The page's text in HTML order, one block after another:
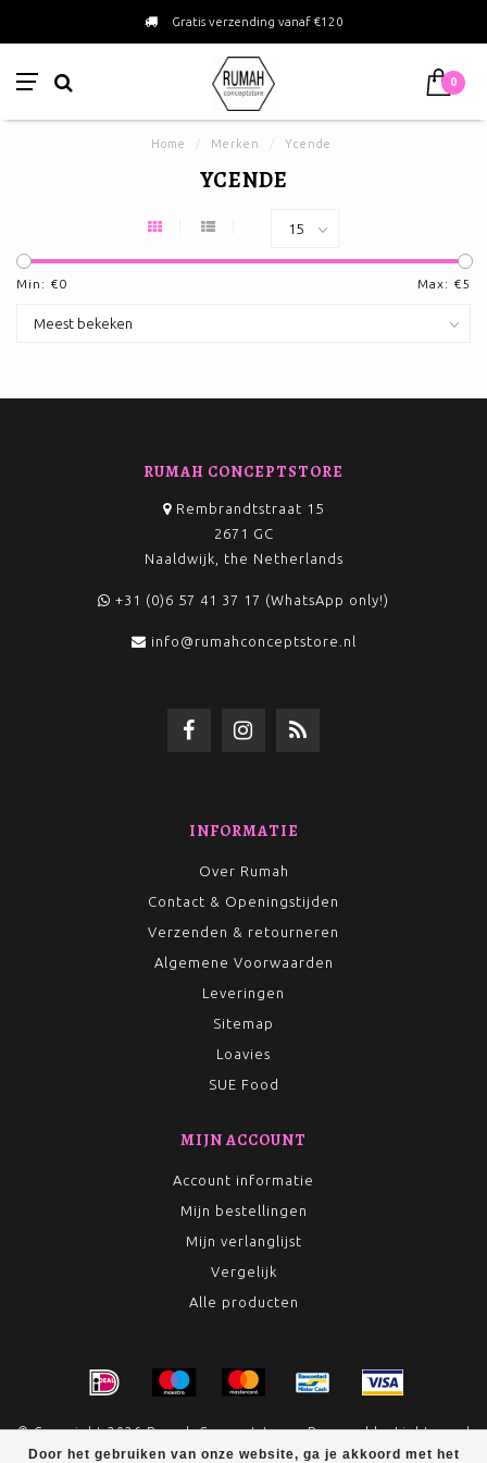
Gratis verzending vanaf €120
0
Home Merken Ycende
YCENDE
Min: €0 Max: €5
Door het gebruiken van onze website, ga je akkoord met het
RUMAH CONCEPTSTORE
Rembrandtstraat 15
2671 GC
Naaldwijk, the Netherlands
+31 (0)6 57 41 37 17 (WhatsApp only!)
info@rumahconceptstore.nl
INFORMATIE
Over Rumah
Contact & Openingstijden
Verzenden & retourneren
Algemene Voorwaarden
Leveringen
Sitemap
Loavies
SUE Food
MIJN ACCOUNT
Account informatie
Mijn bestellingen
Mijn verlanglijst
Vergelijk
Alle producten
© Copyright 2026 Rumah Conceptstore - Powered byLightspeed
- Theme by Dyvelopment